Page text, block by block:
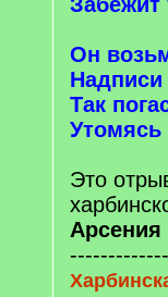
Он
Надписи
Так
Утомясь
Это